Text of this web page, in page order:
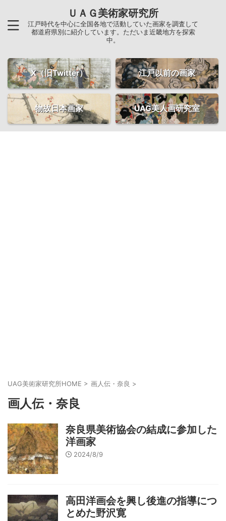
ＵＡＧ美術家研究所
江戸時代を中心に全国各地で活動していた画家を調査して
都道府県別に紹介しています。ただいま近畿地方を探索
中。
X（旧Twitter） 江戸以前の画家
物故日本画家 UAG美人画研究室
UAG美術家研究所HOME > 画人伝・奈良 >
画人伝・奈良
奈良県美術協会の結成に参加した
洋画家
2024/8/9
高田洋画会を興し後進の指導につ
とめた野沢寛